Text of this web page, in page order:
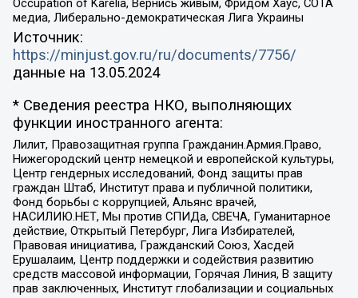
Occupation of Karelia, Вернись живым, Фридом Хаус, СОТА
медиа, Либерально-демократическая Лига Украины
Источник:
https://minjust.gov.ru/ru/documents/7756/
данные на 13.05.2024
* Сведения реестра НКО, выполняющих
функции иностранного агента:
Лилит, Правозащитная группа Гражданин.Армия.Право,
Нижегородский центр немецкой и европейской культуры,
Центр гендерных исследований, Фонд защиты прав
граждан Штаб, Институт права и публичной политики,
Фонд борьбы с коррупцией, Альянс врачей,
НАСИЛИЮ.НЕТ, Мы против СПИДа, СВЕЧА, Гуманитарное
действие, Открытый Петербург, Лига Избирателей,
Правовая инициатива, Гражданский Союз, Хасдей
Ерушалаим, Центр поддержки и содействия развитию
средств массовой информации, Горячая Линия, В защиту
прав заключенных, Институт глобализации и социальных